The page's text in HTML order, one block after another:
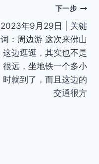
下一步
2023年9月29日 | 关键
词：周边游 这次来佛山
这边逛逛，其实也不是
很远，坐地铁一个多小
时就到了，而且这边的
交通很方